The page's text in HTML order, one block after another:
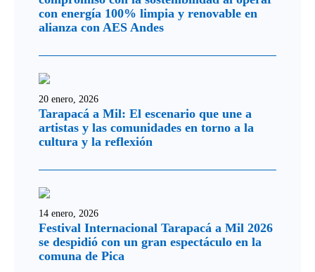
con energía 100% limpia y renovable en
alianza con AES Andes
20 enero, 2026
Tarapacá a Mil: El escenario que une a
artistas y las comunidades en torno a la
cultura y la reflexión
14 enero, 2026
Festival Internacional Tarapacá a Mil 2026
se despidió con un gran espectáculo en la
comuna de Pica